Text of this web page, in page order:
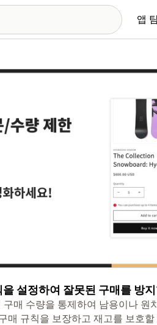
앱
설정하여 잘못된 구매를 방
매 수량을 통제하여 남용이나 원
매 규칙을 보장하고 재고를 보호